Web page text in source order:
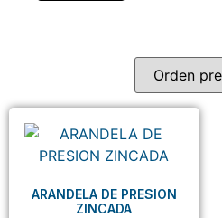
ARANDELA DE PRESION
ZINCADA